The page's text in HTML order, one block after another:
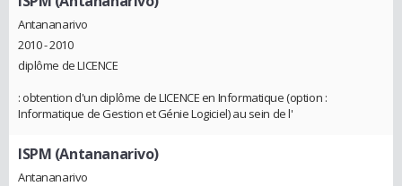
Antananarivo
2010 - 2010
diplôme de LICENCE
: obtention d'un diplôme de LICENCE en Informatique (option :
Informatique de Gestion et Génie Logiciel) au sein de l'
ISPM (Antananarivo)
Antananarivo